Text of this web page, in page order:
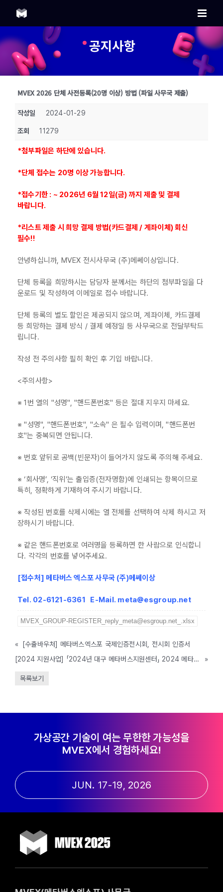
content
공지사항
MVEX 2026 단체 사전등록(20명 이상) 방법 (파일 사무국 제출)
작성일 2024-01-29
조회 11279
*첨부파일은 하단에 있습니다.
*단체 접수는 20명 이상 가능합니다.
*접수기한 : ~ 2026년 6월 12일(금) 까지 제출 및 결제
바랍니다.
*리스트 제출 시 희망 결제 방법(카드결제 / 계좌이체) 회신
필수!!
안녕하십니까, MVEX 전시사무국 (주)메쎄이상입니다.
단체 등록을 희망하시는 담당자 분께서는 하단의 첨부파일을 다
운로드 및 작성하여 이메일로 접수 바랍니다.
단체 등록의 별도 할인은 제공되지 않으며, 계좌이체, 카드결제
등 희망하는 결제 방식 / 결제 예정일 등 사무국으로 전달부탁드
립니다.
작성 전 주의사항 필히 확인 후 기입 바랍니다.
<주의사항>
※ 1번 열의 "성명", "핸드폰번호" 등은 절대 지우지 마세요.
※ "성명", "핸드폰번호", "소속" 은 필수 입력이며, "핸드폰번
호"는 중복되면 안됩니다.
※ 번호 앞뒤로 공백(빈문자)이 들어가지 않도록 주의해 주세요.
※ ‘회사명’, ‘직위’는 출입증(전자명함)에 인쇄되는 항목이므로
특히, 정확하게 기재하여 주시기 바랍니다.
※ 작성된 번호를 삭제시에는 열 전체를 선택하여 삭제 하시고 저
장하시기 바랍니다.
※ 같은 핸드폰번호로 여러명을 등록하면 한 사람으로 인식합니
다. 각각의 번호를 넣어주세요.
[접수처] 메타버스 엑스포 사무국 (주)메쎄이상
Tel. 02-6121-6361 E-Mail. meta@esgroup.net
MVEX_GROUP-REGISTER_reply_meta@esgroup.net_.xlsx
«
[수출바우처] 메타버스엑스포 국제인증전시회, 전시회 인증서
[2024 지원사업] 「2024년 대구 메타버스지원센터」 2024 메타버스 엑스포 전시회 참가지원 모집 공고(대구, ~4/26까지)
»
목록보기
가상공간 기술이 여는 무한한 가능성을
MVEX에서 경험하세요!
JUN. 17-19, 2026